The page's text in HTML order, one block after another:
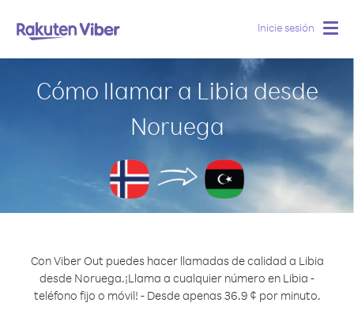
Inicie sesión
Cómo llamar a Libia desde
Noruega
Con Viber Out puedes hacer llamadas de calidad a Libia
desde Noruega.¡Llama a cualquier número en Libia -
teléfono fijo o móvil! - Desde apenas 36.9 ¢ por minuto.